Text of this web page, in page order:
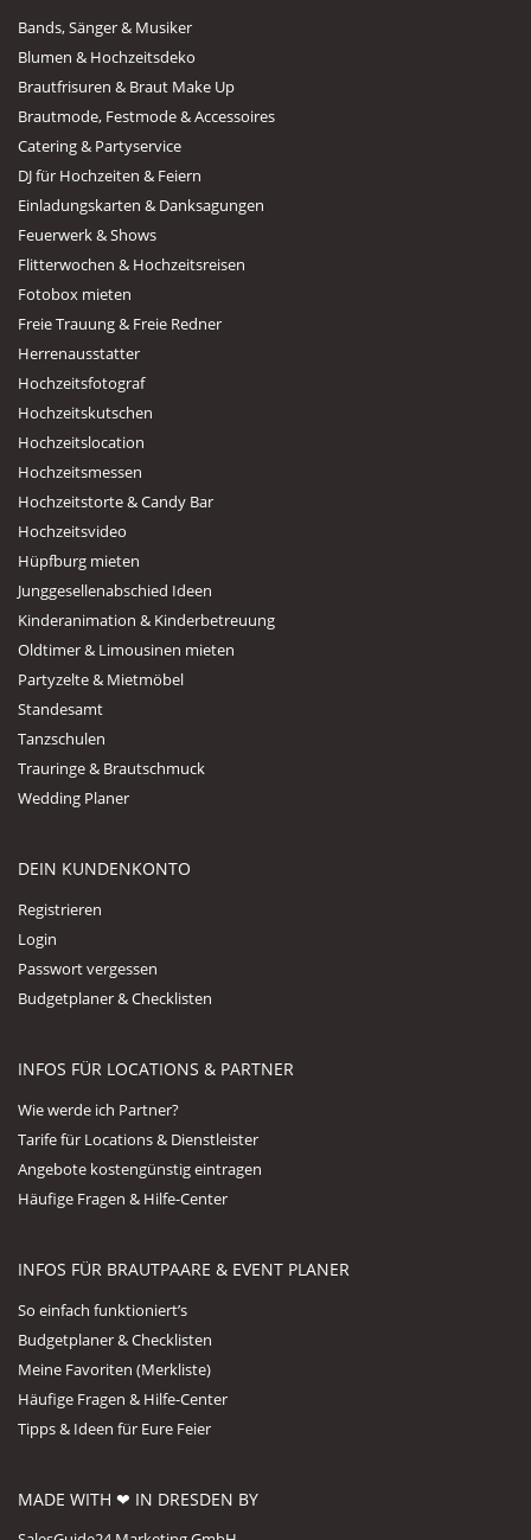
Bands, Sänger & Musiker
Blumen & Hochzeitsdeko
Brautfrisuren & Braut Make Up
Brautmode, Festmode & Accessoires
Catering & Partyservice
DJ für Hochzeiten & Feiern
Einladungskarten & Danksagungen
Feuerwerk & Shows
Flitterwochen & Hochzeitsreisen
Fotobox mieten
Freie Trauung & Freie Redner
Herrenausstatter
Hochzeitsfotograf
Hochzeitskutschen
Hochzeitslocation
Hochzeitsmessen
Hochzeitstorte & Candy Bar
Hochzeitsvideo
Hüpfburg mieten
Junggesellenabschied Ideen
Kinderanimation & Kinderbetreuung
Oldtimer & Limousinen mieten
Partyzelte & Mietmöbel
Standesamt
Tanzschulen
Trauringe & Brautschmuck
Wedding Planer
DEIN KUNDENKONTO
Registrieren
Login
Passwort vergessen
Budgetplaner & Checklisten
INFOS FÜR LOCATIONS & PARTNER
Wie werde ich Partner?
Tarife für Locations & Dienstleister
Angebote kostengünstig eintragen
Häufige Fragen & Hilfe-Center
INFOS FÜR BRAUTPAARE & EVENT PLANER
So einfach funktioniert’s
Budgetplaner & Checklisten
Meine Favoriten (Merkliste)
Häufige Fragen & Hilfe-Center
Tipps & Ideen für Eure Feier
MADE WITH ❤ IN DRESDEN BY